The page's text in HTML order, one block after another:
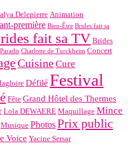
Delepierre Animation
première Bien-Être Brides fait sa
fait sa TV Brides
Charlotte de Turckheim Concert
CuisineCure
Défilé Festival
Fête Grand Hôtel des Thermes
Lola DEWAERE Maquillage Mince
Musique PhotosPrix public
Voice Yacine Sersar